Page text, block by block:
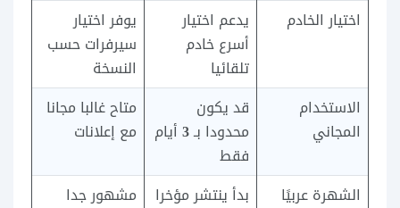
اختيار الخادم
يدعم اختيار
أسرع خادم
تلقائيا
يوفر اختيار
سيرفرات حسب
النسخة
الاستخدام
المجاني
قد يكون
محدودا بـ3أيام
فقط
متاح غالبا مجانا
مع إعلانات
الشهرة عربيًا بدأ ينتشر مؤخرا
مشهور جدا